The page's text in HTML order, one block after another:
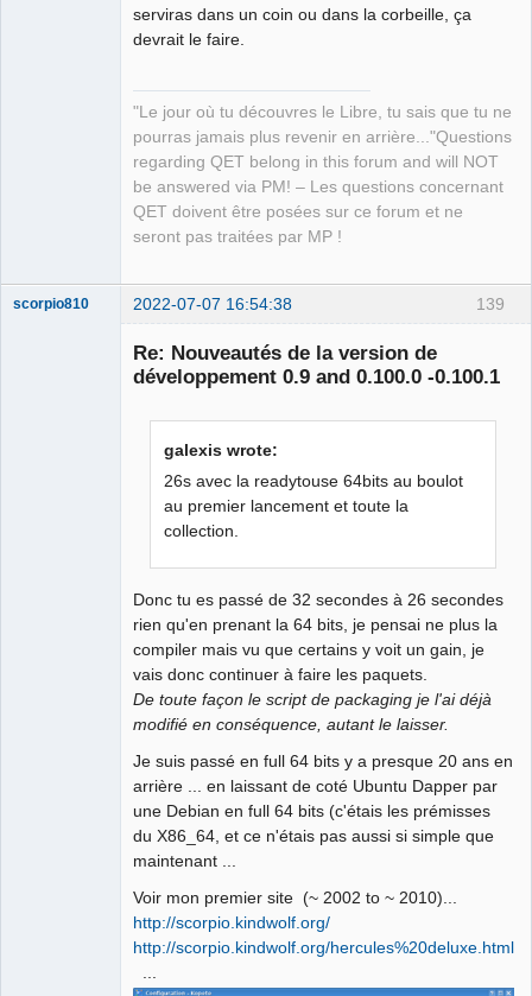
serviras dans un coin ou dans la corbeille, ça
devrait le faire.
"Le jour où tu découvres le Libre, tu sais que tu ne
pourras jamais plus revenir en arrière..."Questions
regarding QET belong in this forum and will NOT
be answered via PM! – Les questions concernant
QET doivent être posées sur ce forum et ne
seront pas traitées par MP !
139
scorpio810 2022-07-07 16:54:38
Re: Nouveautés de la version de
développement 0.9 and 0.100.0 -0.100.1
galexis wrote:
26s avec la readytouse 64bits au boulot
au premier lancement et toute la
collection.
Donc tu es passé de 32 secondes à 26 secondes
rien qu'en prenant la 64 bits, je pensai ne plus la
compiler mais vu que certains y voit un gain, je
vais donc continuer à faire les paquets.
De toute façon le script de packaging je l'ai déjà
modifié en conséquence, autant le laisser.
Je suis passé en full 64 bits y a presque 20 ans en
arrière ... en laissant de coté Ubuntu Dapper par
une Debian en full 64 bits (c'étais les prémisses
du X86_64, et ce n'étais pas aussi si simple que
maintenant ...
Voir mon premier site (~ 2002 to ~ 2010)...
http://scorpio.kindwolf.org/
http://scorpio.kindwolf.org/hercules%20deluxe.html